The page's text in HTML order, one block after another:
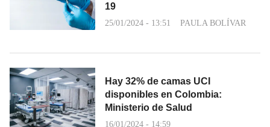
19
25/01/2024 - 13:51 PAULA BOLÍVAR
Hay 32% de camas UCI
disponibles en Colombia:
Ministerio de Salud
16/01/2024 - 14:59